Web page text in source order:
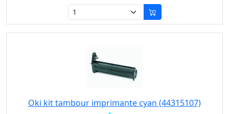
Oki kit tambour imprimante cyan (44315107)